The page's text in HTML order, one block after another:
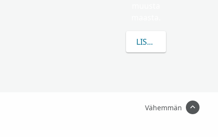
LISÄÄ TIETOA
Vähemmän